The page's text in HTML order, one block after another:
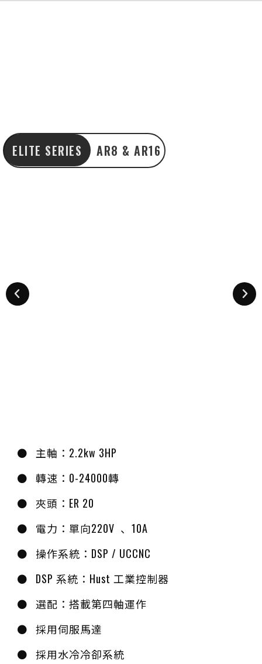
ELITE SERIES AR8 & AR16
主軸：2.2kw 3HP
轉速：0-24000轉
夾頭：ER 20
電力：單向220V 、10A
操作系統：DSP / UCCNC
DSP 系統：Hust 工業控制器
選配：搭載第四軸運作
採用伺服馬達
採用水冷冷卻系統